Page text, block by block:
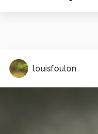
louisfoulon